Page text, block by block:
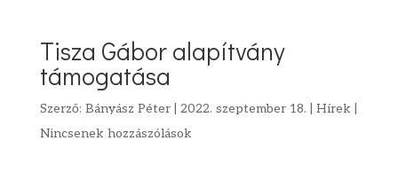
Tisza Gábor alapítvány
támogatása
Szerző: Bányász Péter| 2022. szeptember 18. Hírek
Nincsenek hozzászólások